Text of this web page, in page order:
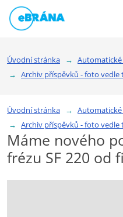
Úvodní stránka
Archiv příspěvků - foto vedle
Úvodní stránka
Archiv příspěvků - foto vedle
Máme nového
frézu SF 220 od